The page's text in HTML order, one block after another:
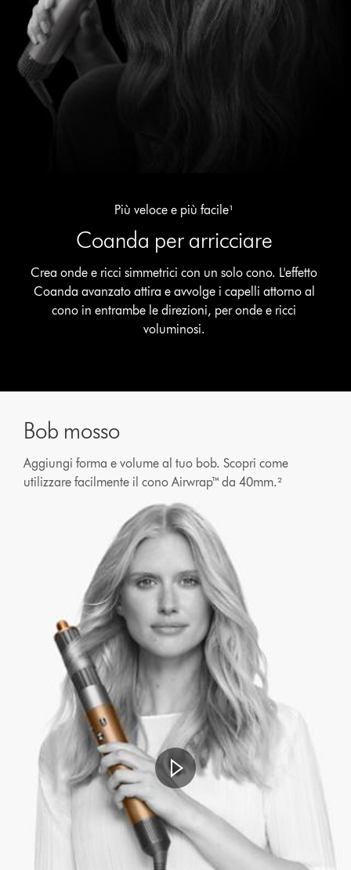
Più veloce e più facile¹
Coanda per arricciare
Crea onde e ricci simmetrici con un solo cono. L'effetto
Coanda avanzato attira e avvolge i capelli attorno al
cono in entrambe le direzioni, per onde e ricci
voluminosi.
Bob mosso
Aggiungi forma e volume al tuo bob. Scopri come
utilizzare facilmente il cono Airwrap™ da 40mm.²